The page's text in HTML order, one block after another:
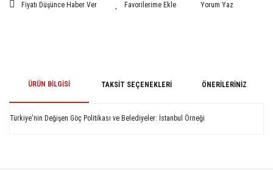
Fiyatı Düşünce Haber Ver Yorum Yaz
ÜRÜN BILGISI TAKSIT SEÇENEKLERI ÖNERILERINIZ
Türkiye'nin Değişen Göç Politikası ve Belediyeler: İstanbul Örneği